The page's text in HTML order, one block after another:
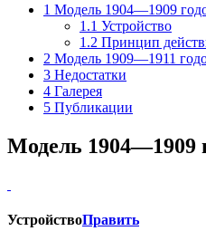
1 Модель 1904—1909
1.1 Устройство
1.2 Принцип
2 Модель 1909—1911
3 Недостатки
4 Галерея
5 Публикации
Модель 1904—1909
УстройствоПравить